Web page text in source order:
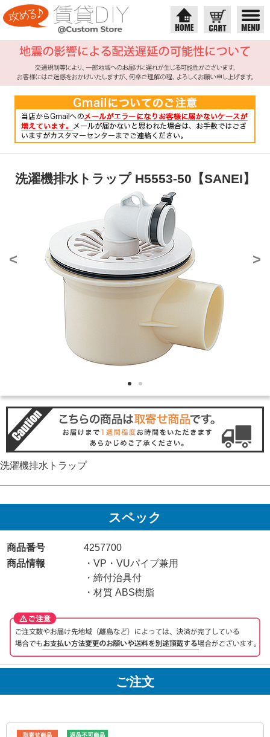
洗濯機排水トラップ H5553-50【SANEI】
< >
洗濯機排水トラップ
スペック
商品番号
4257700
商品情報
・VP・VUパイプ兼用
・締付治具付
・材質 ABS樹脂
ご注文